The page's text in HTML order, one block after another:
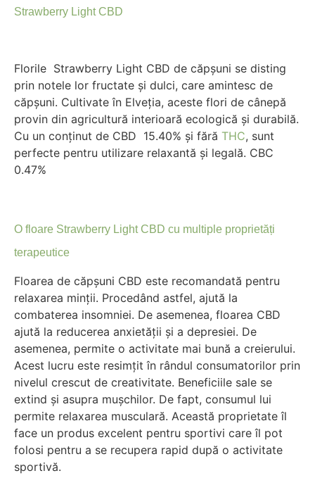
Strawberry Light CBD
Florile Strawberry Light CBD de căpșuni se disting
prin notele lor fructate și dulci, care amintesc de
căpșuni. Cultivate în Elveția, aceste flori de cânepă
provin din agricultură interioară ecologică și durabilă.
Cu un conținut de CBD 15.40% și fără THC, sunt
perfecte pentru utilizare relaxantă și legală. CBC
0.47%
O floare Strawberry Light CBD cu multiple proprietăți
terapeutice
Floarea de căpșuni CBD este recomandată pentru
relaxarea minții. Procedând astfel, ajută la
combaterea insomniei. De asemenea, floarea CBD
ajută la reducerea anxietății și a depresiei. De
asemenea, permite o activitate mai bună a creierului.
Acest lucru este resimțit în rândul consumatorilor prin
nivelul crescut de creativitate. Beneficiile sale se
extind și asupra mușchilor. De fapt, consumul lui
permite relaxarea musculară. Această proprietate îl
face un produs excelent pentru sportivi care îl pot
folosi pentru a se recupera rapid după o activitate
sportivă.